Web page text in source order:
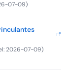
07-09)
:2026-07-09)